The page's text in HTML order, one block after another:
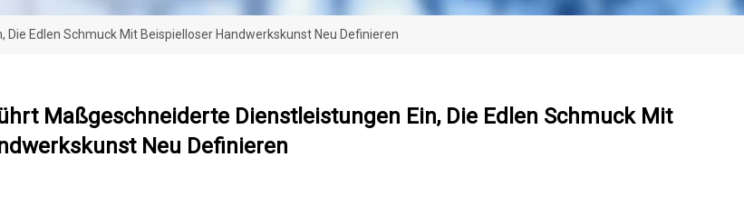
Edlen Schmuck Mit Beispielloser Handwerkskunst Neu Definieren
Maßgeschneiderte Dienstleistungen Ein, Die Edlen Schmuck Mit
Neu Definieren